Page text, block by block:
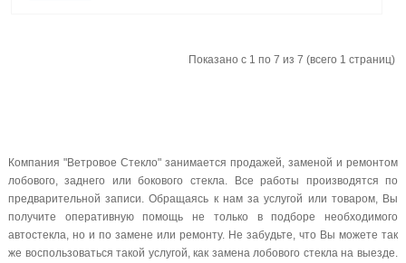
Показано с 1 по 7 из 7 (всего 1 страниц)
Компания "Ветровое Стекло" занимается продажей, заменой и ремонтом
лобового, заднего или бокового стекла. Все работы производятся по
предварительной записи. Обращаясь к нам за услугой или товаром, Вы
получите оперативную помощь не только в подборе необходимого
автостекла, но и по замене или ремонту. Не забудьте, что Вы можете так
же воспользоваться такой услугой, как замена лобового стекла на выезде.